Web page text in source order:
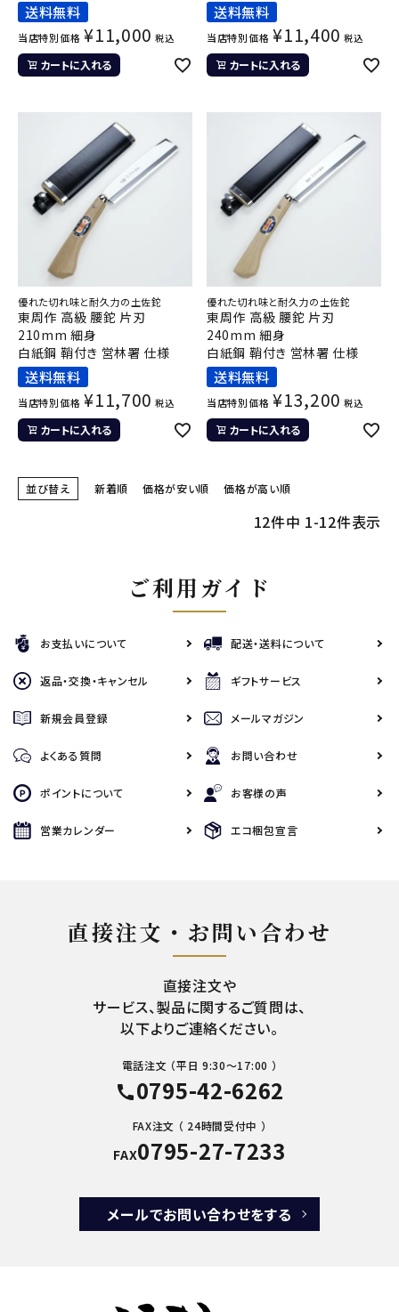
送料無料
当店特別価格 ¥11,000 税込
カートに入れる
送料無料
当店特別価格 ¥11,400 税込
カートに入れる
優れた切れ味と耐久力の土佐鉈
東周作 高級 腰鉈 片刃
210mm 細身
白紙鋼 鞘付き 営林署 仕様
送料無料
当店特別価格 ¥11,700 税込
カートに入れる
優れた切れ味と耐久力の土佐鉈
東周作 高級 腰鉈 片刃
240mm 細身
白紙鋼 鞘付き 営林署 仕様
送料無料
当店特別価格 ¥13,200 税込
カートに入れる
並び替え 新着順 価格が安い順 価格が高い順
12件中 1-12件表示
ご利用ガイド
お支払いについて 配送・送料について
返品・交換・キャンセル ギフトサービス
新規会員登録 メールマガジン
よくある質問 お問い合わせ
ポイントについて お客様の声
営業カレンダー エコ梱包宣言
直接注文・お問い合わせ
直接注文や
サービス、製品に関するご質問は、
以下よりご連絡ください。
電話注文 （平日 9:30～17:00 ）
call0795-42-6262
FAX注文 （ 24時間受付中 ）
FAX0795-27-7233
メールでお問い合わせをする